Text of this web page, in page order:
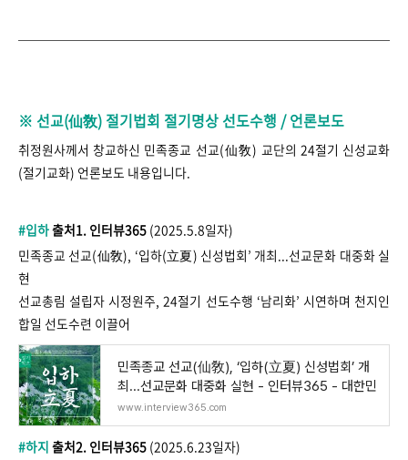
※ 선교(仙敎) 절기법회 절기명상 선도수행 / 언론보도
취정원사께서 창교하신 민족종교 선교(仙敎) 교단의 24절기 신성교화
(절기교화) 언론보도 내용입니다.
#입하출처1. 인터뷰365 (2025.5.8일자)
민족종교 선교(仙敎), ‘입하(立夏) 신성법회’ 개최...선교문화 대중화 실
현
선교총림 설립자 시정원주, 24절기 선도수행 ‘남리화’ 시연하며 천지인
합일 선도수련 이끌어
민족종교 선교(仙敎), ‘입하(立夏) 신성법회’ 개
최...선교문화 대중화 실현 - 인터뷰365 - 대한민
www.interview365.com
#하지 출처2. 인터뷰365 (2025.6.23일자)